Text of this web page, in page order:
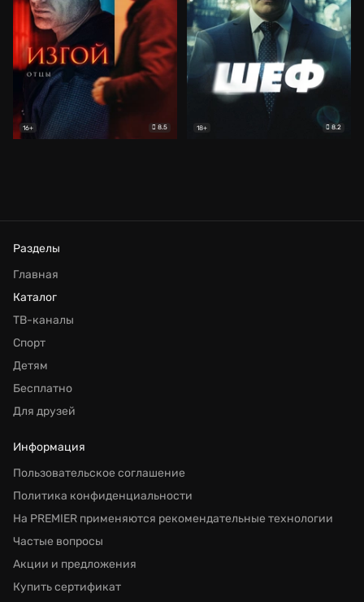
16+ 8.5 18+ 8.2
Разделы
Главная
Каталог
ТВ-каналы
Спорт
Детям
Бесплатно
Для друзей
Информация
Пользовательское соглашение
Политика конфиденциальности
На PREMIER применяются рекомендательные технологии
Частые вопросы
Акции и предложения
Купить сертификат